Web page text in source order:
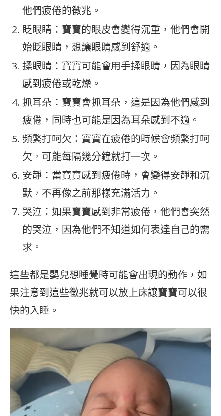
他們疲倦的徵兆。
眨眼睛：寶寶的眼皮會變得沉重，他們會開
始眨眼睛，想讓眼睛感到舒適。
揉眼睛：寶寶可能會用手揉眼睛，因為眼睛
感到疲倦或乾燥。
抓耳朵：寶寶會抓耳朵，這是因為他們感到
疲倦，同時也可能是因為耳朵感到不適。
頻繁打呵欠：寶寶在疲倦的時候會頻繁打呵
欠，可能每隔幾分鐘就打一次。
安靜：當寶寶感到疲倦時，會變得安靜和沉
默，不再像之前那樣充滿活力。
哭泣：如果寶寶感到非常疲倦，他們會突然
的哭泣，因為他們不知道如何表達自己的需
求。
這些都是嬰兒想睡覺時可能會出現的動作，如
果注意到這些徵兆就可以放上床讓寶寶可以很
快的入睡。